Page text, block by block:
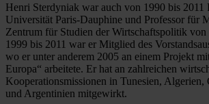
Henri Sterdyniak war auch von 1990 bis 2011
Universität Paris-Dauphine und Professor für
Zentrum für Studien der Wirtschaftspolitik
1999 bis 2011 war er Mitglied des
wo er unter anderem 2005 an einem Projekt
Europa“ arbeitete. Er hat an zahlreichen
Kooperationsmissionen in Tunesien, Algerien,
und Argentinien mitgewirkt.